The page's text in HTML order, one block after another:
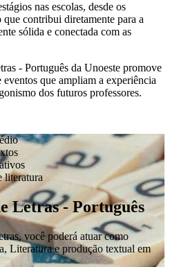
nas escolas, desde os
contribui diretamente para a
sólida e conectada com as
- Português da Unoeste promove
que ampliam a experiência
dos futuros professores.
literatura
Letras - Português
você poderá atuar como
Literatura e produção textual em